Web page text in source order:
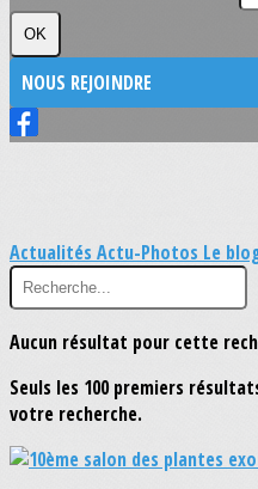
OK
NOUS REJOINDRE
Actualités Actu-Photos Le
Aucun résultat pour cette
Seuls les 100 premiers
votre recherche.